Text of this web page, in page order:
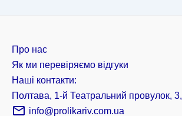
Про нас
Як ми перевіряємо відгуки
Наші контакти:
Полтава, 1-й Театральний провулок, 3,
info@prolikariv.com.ua